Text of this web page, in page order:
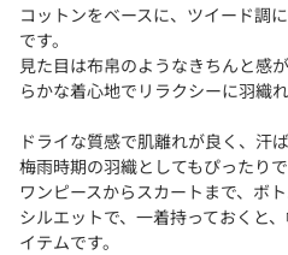
コットンをベースに、ツイード調
です。
見た目は布帛のようなきちんと感
らかな着心地でリラクシーに羽織
ドライな質感で肌離れが良く、汗
梅雨時期の羽織としてもぴったりで
ワンピースからスカートまで、ボ
シルエットで、一着持っておくと
イテムです。